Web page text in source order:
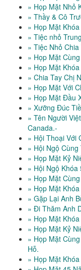
» Họp Mặt Nhỏ
» Thầy & Cô
» Họp Mặt
» Tiệc nhỏ
» Tiệc Nhỏ
» Họp Mặt
» Họp Mặt
» Chia Tay Chị
» Họp Mặt Với
» Họp Mặt Đầu
» Xưỡng Đúc
» Tên Người
Canada.-
» Hội Thoại Với
» Hội Ngộ
» Họp Mặt Kỷ
» Hội Ngộ Khóa
» Họp Mặt
» Họp Mặt
» Gặp Lại Anh
» Đi Thăm Anh
» Họp Mặt
» Họp Mặt Kỷ
» Họp Mặt
Hỗ.
» Họp Mặt Khóa